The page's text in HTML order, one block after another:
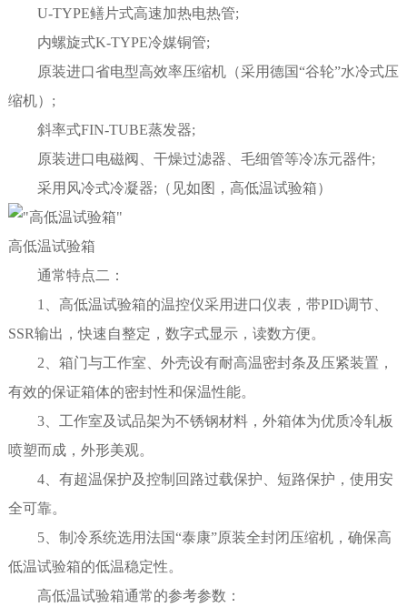
U-TYPE鳝片式高速加热电热管;
内螺旋式K-TYPE冷媒铜管;
原装进口省电型高效率压缩机（采用德国“谷轮”水冷式压
缩机）;
斜率式FIN-TUBE蒸发器;
原装进口电磁阀、干燥过滤器、毛细管等冷冻元器件;
采用风冷式冷凝器;（见如图，高低温试验箱）
高低温试验箱
通常特点二：
1、高低温试验箱的温控仪采用进口仪表，带PID调节、
SSR输出，快速自整定，数字式显示，读数方便。
2、箱门与工作室、外壳设有耐高温密封条及压紧装置，
有效的保证箱体的密封性和保温性能。
3、工作室及试品架为不锈钢材料，外箱体为优质冷轧板
喷塑而成，外形美观。
4、有超温保护及控制回路过载保护、短路保护，使用安
全可靠。
5、制冷系统选用法国“泰康”原装全封闭压缩机，确保高
低温试验箱的低温稳定性。
高低温试验箱通常的参考参数：